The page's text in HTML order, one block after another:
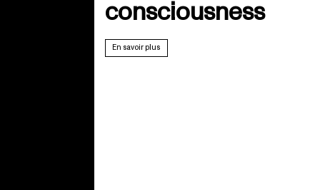
consciousness
En savoir plus